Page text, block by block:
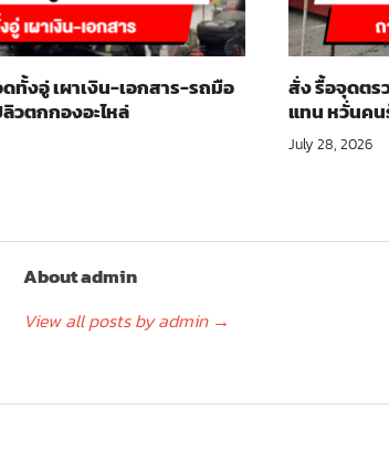
ทั้งอู่ เผาเงิน-เอกสาร-รถมือ
วตกกองอะไหล่
สั่ง รื้อจุดตร
แทน หวั่นค
July 28, 2026
About admin
View all posts by admin →